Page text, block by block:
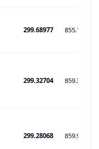
299.68977 855.139
299.32704 859.348
299.28068 859.900